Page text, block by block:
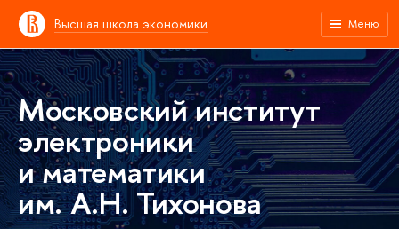
Высшая школа экономики Меню
Московский институт
электроники
и математики
им. А.Н. Тихонова